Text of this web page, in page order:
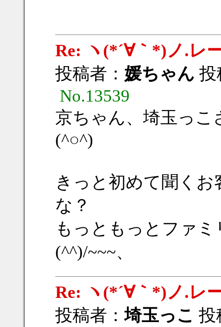
Re: ヽ(*´∀｀*)ノ.レ
投稿者： 媛ちゃん 投
No.13539
京ちゃん、埼玉っこ
(^○^)
きっと初めて聞く
な？
もっともっとファ
(^^)/~~~、
Re: ヽ(*´∀｀*)ノ.レ
投稿者：埼玉っこ 投